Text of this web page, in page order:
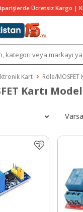
Ücretsiz Kargo |
Kart Röle/MOSFET
Kartı